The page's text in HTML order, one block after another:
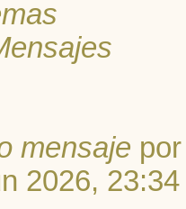
mensaje
2026, 23:34